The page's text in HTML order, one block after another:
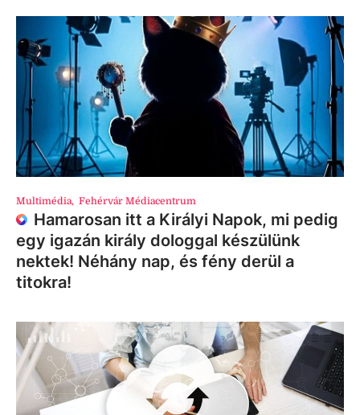
Multimédia, Fehérvár Médiacentrum
Hamarosan itt a Királyi Napok, mi pedig
egy igazán király dologgal készülünk
nektek! Néhány nap, és fény derül a
titokra!